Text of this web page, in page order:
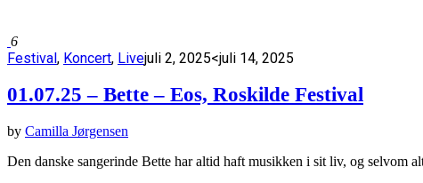
6
Festival , Koncert, Livejuli 2, 2025<juli 14, 2025
01.07.25 – Bette – Eos, Roskilde Festival
by Camilla Jørgensen
Den danske sangerinde Bette har altid haft musikken i sit liv, og selvom